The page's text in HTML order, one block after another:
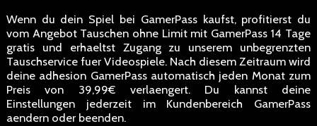
Wenn du dein Spiel bei GamerPass kaufst, profitierst du
vom Angebot Tauschen ohne Limit mit GamerPass 14 Tage
gratis und erhaeltst Zugang zu unserem unbegrenzten
Tauschservice fuer Videospiele. Nach diesem Zeitraum wird
deine adhesion GamerPass automatisch jeden Monat zum
Preis von 39,99€ verlaengert. Du kannst deine
Einstellungen jederzeit im Kundenbereich GamerPass
aendern oder beenden.